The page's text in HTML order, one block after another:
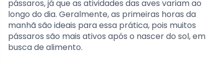
pássaros, já que as atividades das aves variam ao
longo do dia. Geralmente, as primeiras horas da
manhã são ideais para essa prática, pois muitos
pássaros são mais ativos após o nascer do sol, em
busca de alimento.